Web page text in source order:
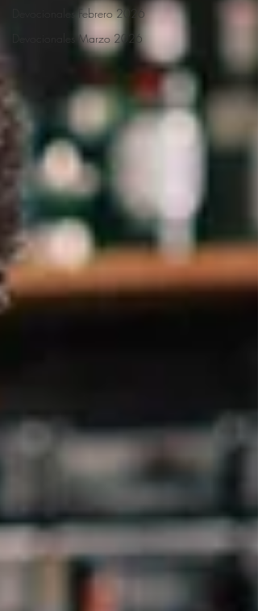
Devocionales Febrero 2026
Devocionales Marzo 2026